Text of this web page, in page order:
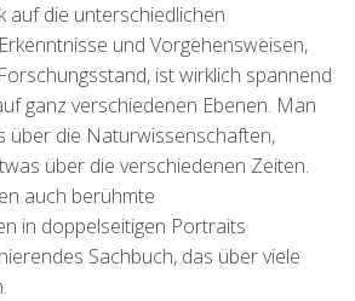
auf die unterschiedlichen
und Vorgehensweisen,
ist wirklich spannend
ganz verschiedenen Ebenen. Man
über die Naturwissenschaften,
über die verschiedenen Zeiten.
auch berühmte
in doppelseitigen Portraits
Sachbuch, das über viele